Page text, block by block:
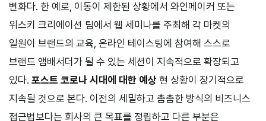
변화다. 한 예로, 이동이 제한된 상황에서 와인메이커 또는
위스키 크리에이션 팀에서 웹 세미나를 주최해 각 마켓의
일원이 브랜드의 교육, 온라인 테이스팅에 참여해 스스로
브랜드 앰배서더가 될 수 있는 세션이 지속적으로 확장되고
있다. 포스트 코로나 시대에 대한 예상 현 상황이 장기적으로
지속될 것으로 본다. 이전의 세밀하고 촘촘한 방식의 비즈니스
접근법보다는 회사의 큰 목표를 정립하고 다른 부분은